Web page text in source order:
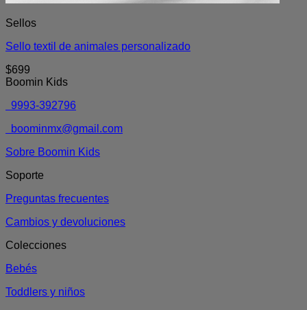
Sellos
Sello textil de animales personalizado
$699
Boomin Kids
9993-392796
boominmx@gmail.com
Sobre Boomin Kids
Soporte
Preguntas frecuentes
Cambios y devoluciones
Colecciones
Bebés
Toddlers y niños